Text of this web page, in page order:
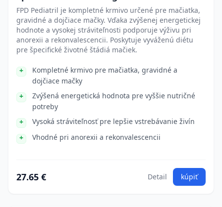
FPD Pediatril je kompletné krmivo určené pre mačiatka,
gravidné a dojčiace mačky. Vďaka zvýšenej energetickej
hodnote a vysokej stráviteľnosti podporuje výživu pri
anorexii a rekonvalescencii. Poskytuje vyváženú diétu
pre špecifické životné štádiá mačiek.
Kompletné krmivo pre mačiatka, gravidné a
dojčiace mačky
Zvýšená energetická hodnota pre vyššie nutričné
potreby
Vysoká stráviteľnosť pre lepšie vstrebávanie živín
Vhodné pri anorexii a rekonvalescencii
27.65 € Detail kúpiť